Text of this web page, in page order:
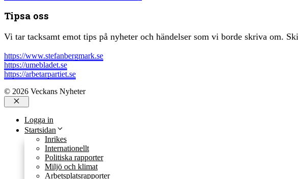
Tipsa oss
Vi tar tacksamt emot tips på nyheter och händelser som vi borde skriva om.
https://www.stefanbergmark.se
https://umebladet.se
https://arbetarpartiet.se
© 2026 Veckans Nyheter
Stäng
Logga in
Startsidan
Inrikes
Internationellt
Politiska rapporter
Miljö och klimat
Arbetsplatsrapporter